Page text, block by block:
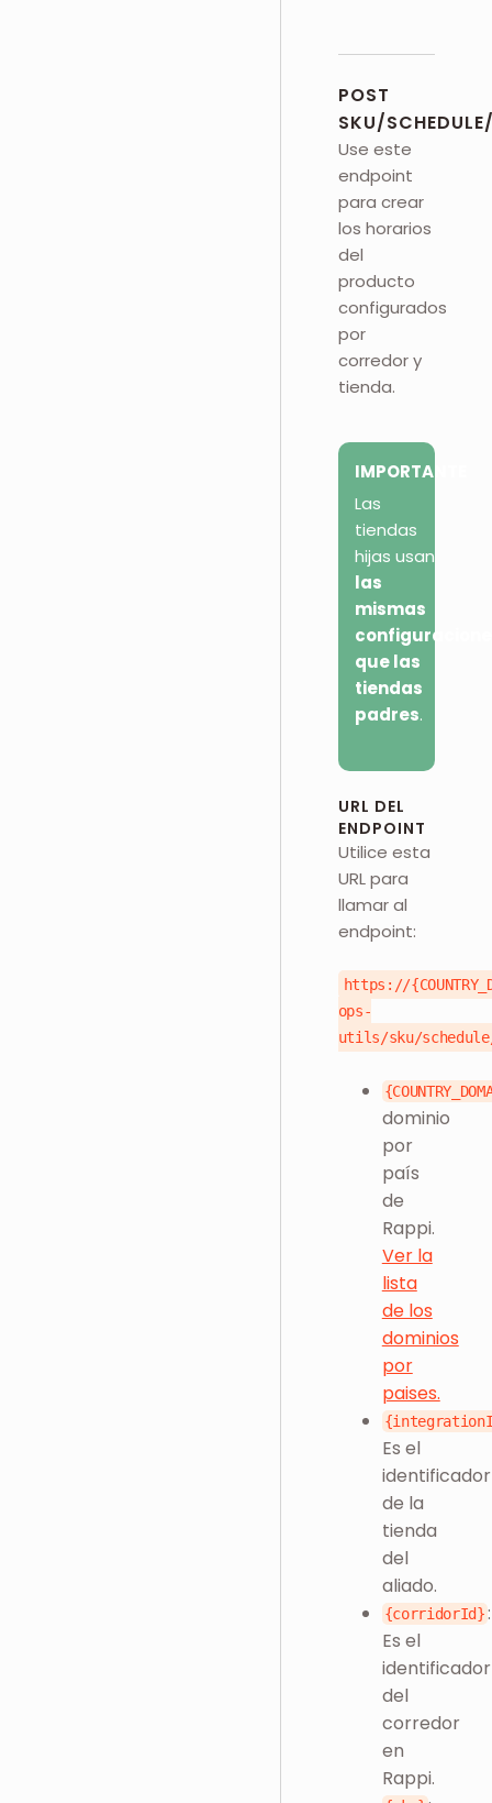
POST
SKU/
Use este
endpoint
para crear
los horarios
del
producto
configurados
por
corredor y
tienda.
IMPORTANTE
Las
tiendas
hijas usan
las
mismas
que las
tiendas
padres.
URL DEL
ENDPOINT
Utilice esta
URL para
llamar al
endpoint:
https://
ops-
utils/sku/
dominio
por
país
de
Rappi.
Ver la
lista
de los
dominios
por
paises.
Es el
identificador
de la
tienda
del
aliado.
{corridorId}:
Es el
identificador
del
corredor
en
Rappi.